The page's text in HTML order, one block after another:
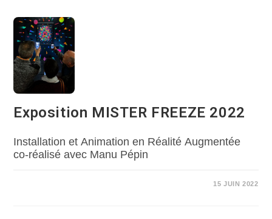
Exposition MISTER FREEZE 2022
Installation et Animation en Réalité Augmentée
co-réalisé avec Manu Pépin
15 JUIN 2022